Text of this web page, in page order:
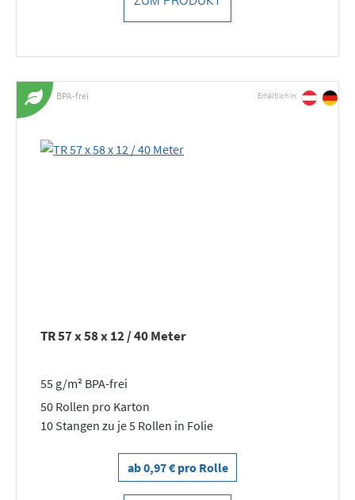
BPA-frei Erhältlich in:
TR 57 x 58 x 12 / 40 Meter
55 g/m² BPA-frei
50 Rollen pro Karton
10 Stangen zu je 5 Rollen in Folie
ab 0,97 € pro Rolle